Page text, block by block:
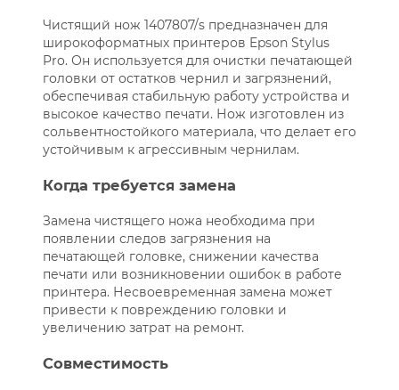
Чистящий нож 1407807/s предназначен для
широкоформатных принтеров Epson Stylus
Pro. Он используется для очистки печатающей
головки от остатков чернил и загрязнений,
обеспечивая стабильную работу устройства и
высокое качество печати. Нож изготовлен из
сольвентностойкого материала, что делает его
устойчивым к агрессивным чернилам.
Когда требуется замена
Замена чистящего ножа необходима при
появлении следов загрязнения на
печатающей головке, снижении качества
печати или возникновении ошибок в работе
принтера. Несвоевременная замена может
привести к повреждению головки и
увеличению затрат на ремонт.
Совместимость